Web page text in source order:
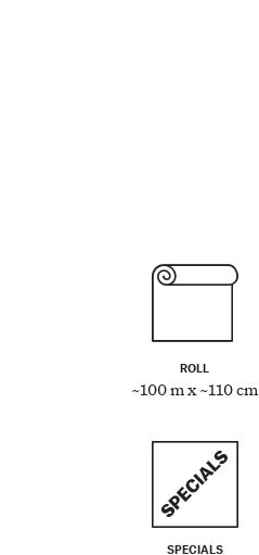
ROLL
~100 m x ~110 cm
SPECIALS